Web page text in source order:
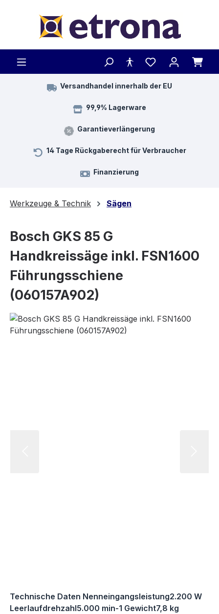
Versandhandel innerhalb der EU
99,9% Lagerware
Garantieverlängerung
14 Tage Rückgaberecht für Verbraucher
Finanzierung
Werkzeuge & Technik Sägen
Bosch GKS 85 G
Handkreissäge inkl. FSN1600
Führungsschiene
(060157A902)
Bildergalerie überspringen
Technische Daten Nenneingangsleistung2.200 W
Leerlaufdrehzahl5.000 min-1 Gewicht7,8 kg